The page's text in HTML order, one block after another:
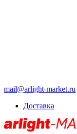
mail@arlight-market.ru
Доставка